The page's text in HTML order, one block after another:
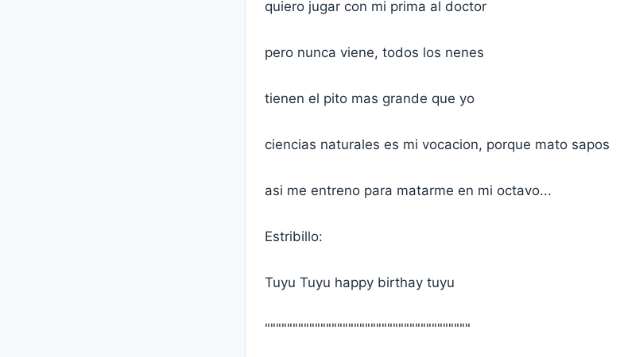
quiero jugar con mi prima al doctor
pero nunca viene, todos los nenes
tienen el pito mas grande que yo
ciencias naturales es mi vocacion, porque mato sapos
asi me entreno para matarme en mi octavo...
Estribillo:
Tuyu Tuyu happy birthay tuyu
"""""""""""""""""""""""""""""""""""""